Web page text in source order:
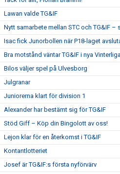
Lawan valde TG&IF
Nytt samarbete mellan STC och TG&IF –
Isac fick Junorbollen när P18-laget
Bra motstånd väntar TG&IF i nya
Bilos väljer spel på Ulvesborg
Julgranar
Juniorerna klart för division 1
Alexander har bestämt sig för TG&IF
Stöd Giff – Köp din Bingolott av oss!
Lejon klar för en återkomst i TG&IF
Kontantlotteriet
Josef är TG&IF:s första nyförvärv